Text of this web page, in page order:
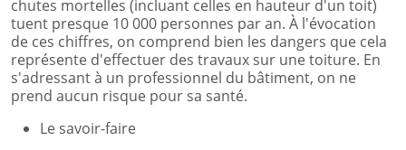
chutes mortelles (incluant celles en hauteur d'un toit)
tuent presque 10 000 personnes par an. À l'évocation
de ces chiffres, on comprend bien les dangers que cela
représente d'effectuer des travaux sur une toiture. En
s'adressant à un professionnel du bâtiment, on ne
prend aucun risque pour sa santé.
Le savoir-faire